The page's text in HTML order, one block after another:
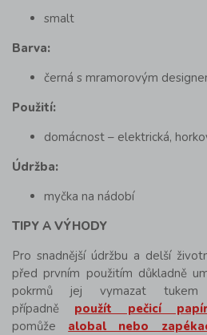
smalt
Barva:
černá s mramorovým
Použití:
domácnost – elektrická,
Údržba:
myčka na nádobí
TIPY A VÝHODY
Pro snadnější údržbu a delší
před prvním použitím důkladně
pokrmů jej vymazat
případně
použít pečicí
pomůže
alobal nebo